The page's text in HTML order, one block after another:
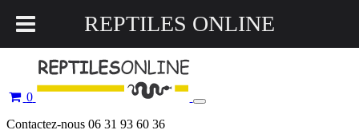
0
Toggle
Contactez-nous 06 31 93 60 36
REPTILES ONLINE